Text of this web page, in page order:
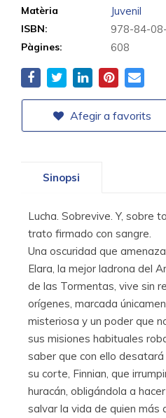
Matèria Juvenil
ISBN: 978-84-
Pàgines: 608
Afegir a favorits
Sinopsi
Lucha. Sobrevive. Y, sobre
trato firmado con sangre.
Una oscuridad que
Elara, la mejor ladrona del
de las Tormentas, vive sin
orígenes, marcada
misteriosa y un poder que
sus misiones habituales
saber que con ello
su corte, Finnian, que
huracán, obligándola a
salvar la vida de quien más